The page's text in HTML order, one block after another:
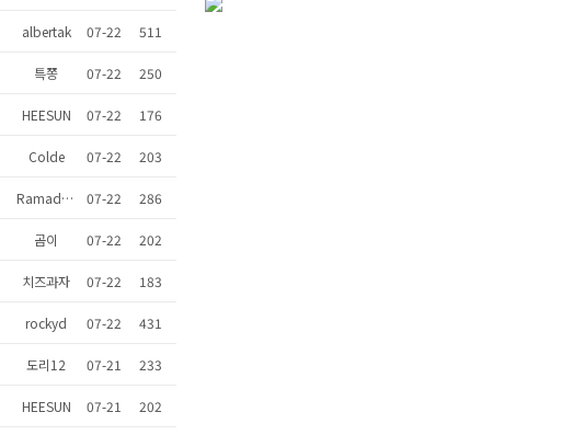
albertak 07-22 511
특쫑 07-22 250
HEESUN 07-22 176
Colde 07-22 203
Ramadahotel 07-22 286
곰이 07-22 202
치즈과자 07-22 183
rockyd 07-22 431
도리12 07-21 233
HEESUN 07-21 202